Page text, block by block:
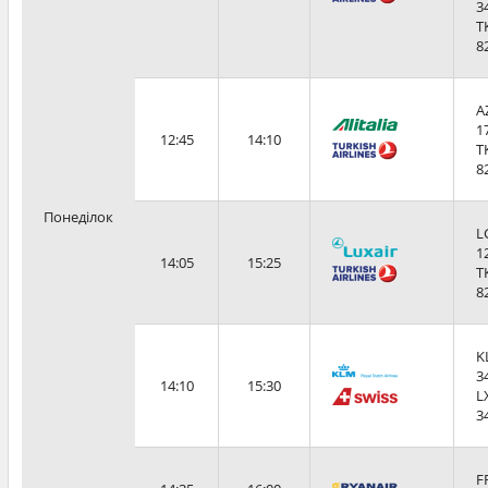
Понеділок
12:45 14:10
14:05 15:25
14:10 15:30